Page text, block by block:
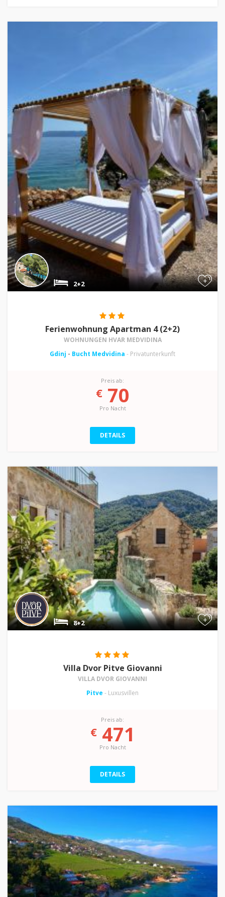
+
2+2
Ferienwohnung Apartman 4 (2+2)
WOHNUNGEN HVAR MEDVIDINA
Gdinj - Bucht Medvidina - Privatunterkunft
Preis ab:
€70
Pro Nacht
DETAILS
+
8+2
Villa Dvor Pitve Giovanni
VILLA DVOR GIOVANNI
Pitve - Luxusvillen
Preis ab:
€471
Pro Nacht
DETAILS